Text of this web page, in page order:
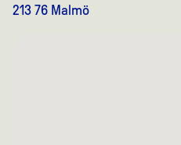
213 76 Malmö